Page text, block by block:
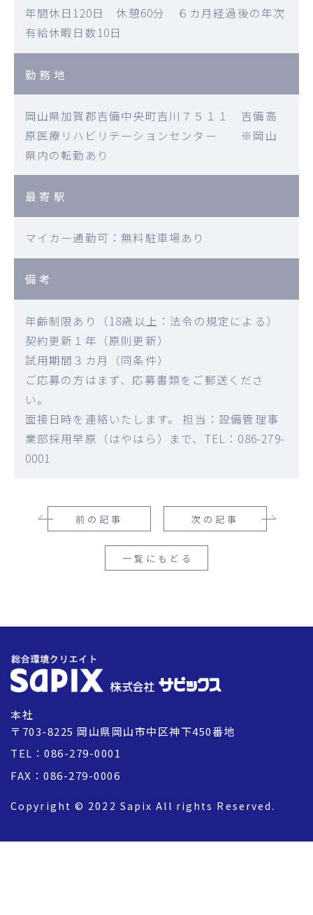
年間休日120日 休憩60分 ６カ月経過後の年次
有給休暇日数10日
勤務地
岡山県加賀郡吉備中央町吉川７５１１ 吉備高
原医療リハビリテーションセンター ※岡山
県内の転勤あり
最寄駅
マイカー通勤可：無料駐車場あり
備考
年齢制限あり（18歳以上：法令の規定による）
契約更新１年（原則更新）
試用期間３カ月（同条件）
ご応募の方はまず、応募書類をご郵送くださ
い。
面接日時を連絡いたします。 担当：設備管理事
業部採用早原（はやはら）まで、TEL：086-279-
0001
前の記事 次の記事
一覧にもどる
本社
〒703-8225 岡山県岡山市中区神下450番地
TEL：086-279-0001
FAX：086-279-0006
Copyright © 2022 Sapix All rights Reserved.